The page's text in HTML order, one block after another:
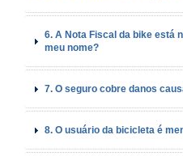
6. A Nota Fiscal da bike está
meu nome?
7. O seguro cobre danos
8. O usuário da bicicleta é